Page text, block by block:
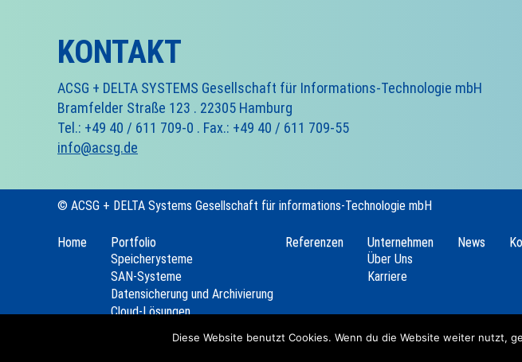
KONTAKT
ACSG + DELTA SYSTEMS Gesellschaft für Informations-Technologie mbH
Bramfelder Straße 123 . 22305 Hamburg
Tel.: +49 40 / 611 709-0 . Fax.: +49 40 / 611 709-55
info@acsg.de
© ACSG + DELTA Systems Gesellschaft für informations-Technologie mbH
Home
Portfolio
Speicherysteme
SAN-Systeme
Datensicherung und Archivierung
Cloud-Lösungen
Referenzen
Unternehmen
Über Uns
Karriere
News
Diese Website benutzt Cookies. Wenn du die Website weiter nutzt,